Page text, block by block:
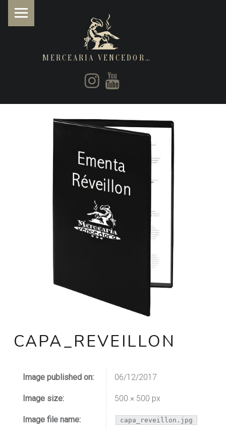
MERCEARIA VENCEDORA
Instagram
Youtube
CAPA_REVEILLON
Image published on: 06/12/2017
Image size: 500 × 500 px
Image file name: capa_reveillon.jpg